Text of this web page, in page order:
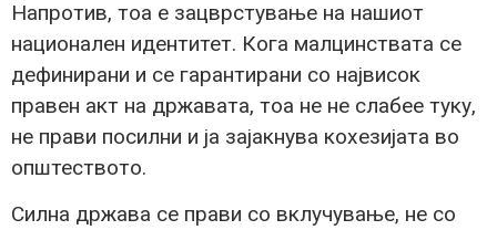
Напротив, тоа е зацврстување на нашиот
национален идентитет. Кога малцинствата се
дефинирани и се гарантирани со највисок
правен акт на државата, тоа не не слабее туку,
не прави посилни и ја зајакнува кохезијата во
општеството.
Силна држава се прави со вклучување, не со